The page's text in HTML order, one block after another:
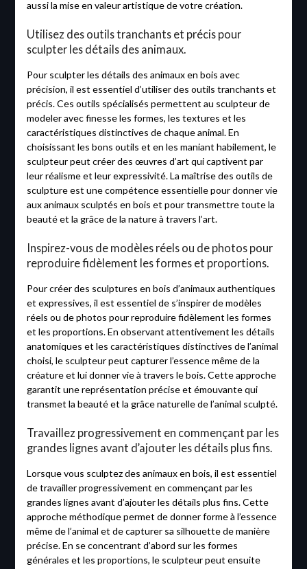
aussi la mise en valeur artistique de votre création.
Utilisez des outils tranchants et précis pour
sculpter les détails des animaux.
Pour sculpter les détails des animaux en bois avec
précision, il est essentiel d’utiliser des outils tranchants et
précis. Ces outils spécialisés permettent au sculpteur de
modeler avec finesse les formes, les textures et les
caractéristiques distinctives de chaque animal. En
choisissant les bons outils et en les maniant habilement, le
sculpteur peut créer des œuvres d’art qui captivent par
leur réalisme et leur expressivité. La maîtrise des outils de
sculpture est une compétence essentielle pour donner vie
aux animaux sculptés en bois et pour transmettre toute la
beauté et la grâce de la nature à travers l’art.
Inspirez-vous de modèles réels ou de photos pour
reproduire fidèlement les formes et proportions.
Pour créer des sculptures en bois d’animaux authentiques
et expressives, il est essentiel de s’inspirer de modèles
réels ou de photos pour reproduire fidèlement les formes
et les proportions. En observant attentivement les détails
anatomiques et les caractéristiques distinctives de l’animal
choisi, le sculpteur peut capturer l’essence même de la
créature et lui donner vie à travers le bois. Cette approche
garantit une représentation précise et émouvante qui
transmet la beauté et la grâce naturelle de l’animal sculpté.
Travaillez progressivement en commençant par les
grandes lignes avant d’ajouter les détails plus fins.
Lorsque vous sculptez des animaux en bois, il est essentiel
de travailler progressivement en commençant par les
grandes lignes avant d’ajouter les détails plus fins. Cette
approche méthodique permet de donner forme à l’essence
même de l’animal et de capturer sa silhouette de manière
précise. En se concentrant d’abord sur les formes
générales et les proportions, le sculpteur peut ensuite